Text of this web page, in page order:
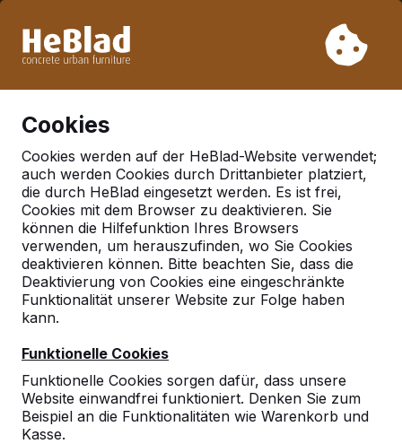
Woche 33 nicht. Bitte berücksichtigen Sie daher längere
Cookies
Cookies werden auf der HeBlad-Website verwendet;
auch werden Cookies durch Drittanbieter platziert,
die durch HeBlad eingesetzt werden. Es ist frei,
Cookies mit dem Browser zu deaktivieren. Sie
können die Hilfefunktion Ihres Browsers
verwenden, um herauszufinden, wo Sie Cookies
deaktivieren können. Bitte beachten Sie, dass die
Deaktivierung von Cookies eine eingeschränkte
Funktionalität unserer Website zur Folge haben
kann.
Funktionelle Cookies
Funktionelle Cookies sorgen dafür, dass unsere
Website einwandfrei funktioniert. Denken Sie zum
Beispiel an die Funktionalitäten wie Warenkorb und
Kasse.
Deutschland
Referenties in:
Angermunde ot
sternfelde
Geen reviews gevonden voor deze
locatie.